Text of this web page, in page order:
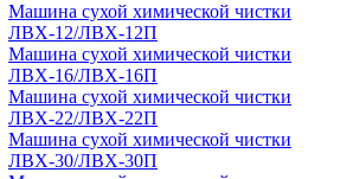
Машина сухой химической чистки
ЛВХ-12/ЛВХ-12П
Машина сухой химической чистки
ЛВХ-16/ЛВХ-16П
Машина сухой химической чистки
ЛВХ-22/ЛВХ-22П
Машина сухой химической чистки
ЛВХ-30/ЛВХ-30П